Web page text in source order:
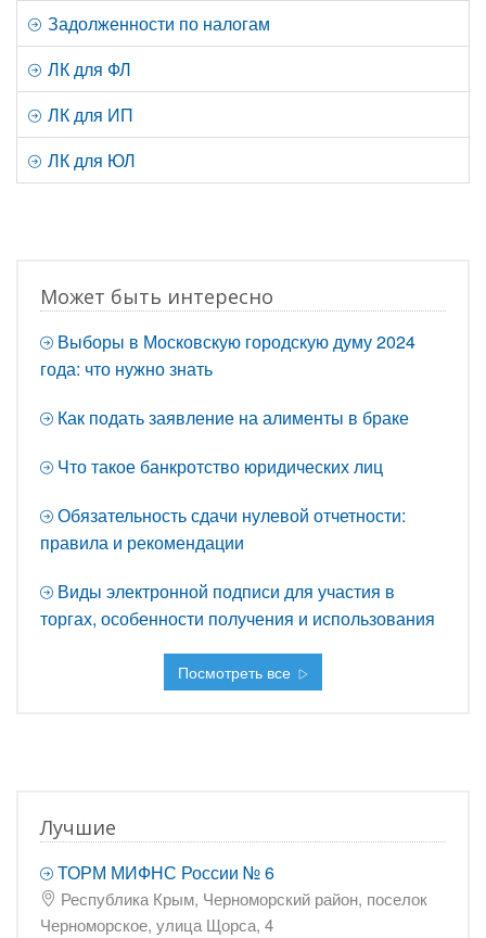
Задолженности по налогам
ЛК для ФЛ
ЛК для ИП
ЛК для ЮЛ
Может быть интересно
Выборы в Московскую городскую думу 2024
года: что нужно знать
Как подать заявление на алименты в браке
Что такое банкротство юридических лиц
Обязательность сдачи нулевой отчетности:
правила и рекомендации
Виды электронной подписи для участия в
торгах, особенности получения и использования
Посмотреть все
Лучшие
ТОРМ МИФНС России № 6
Республика Крым, Черноморский район, поселок
Черноморское, улица Щорса, 4